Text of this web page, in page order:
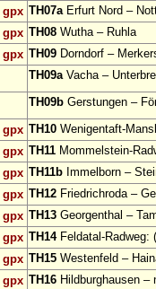
gpx TH07aErfurt Nord –
gpx TH08 Wutha – Ruhla
gpx TH09 Dorndorf –
TH09aVacha –
TH09b Gerstungen –
gpx TH10 Wenigentaft-
gpx TH11 Mommelstein-
gpx TH11b Immelborn –
gpx TH12 Friedrichroda –
gpx TH13 Georgenthal –
gpx TH14Feldatal-Radweg:
gpx TH15 Westenfeld –
gpx TH16 Hildburghausen –